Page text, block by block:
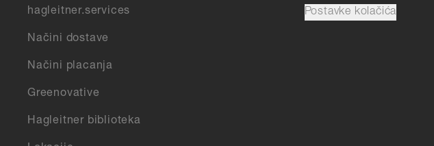
hagleitner.services
Načini dostave
Načini placanja
Greenovative
Hagleitner biblioteka
Postavke kolačića